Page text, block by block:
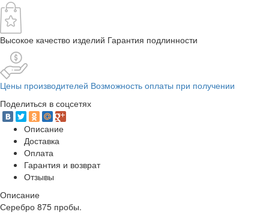
Высокое качество изделий Гарантия подлинности
Цены производителей Возможность оплаты при получении
Поделиться в соцсетях
Описание
Доставка
Оплата
Гарантия и возврат
Отзывы
Описание
Серебро 875 пробы.